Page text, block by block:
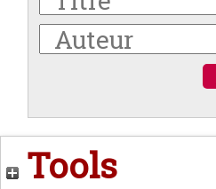
Tools